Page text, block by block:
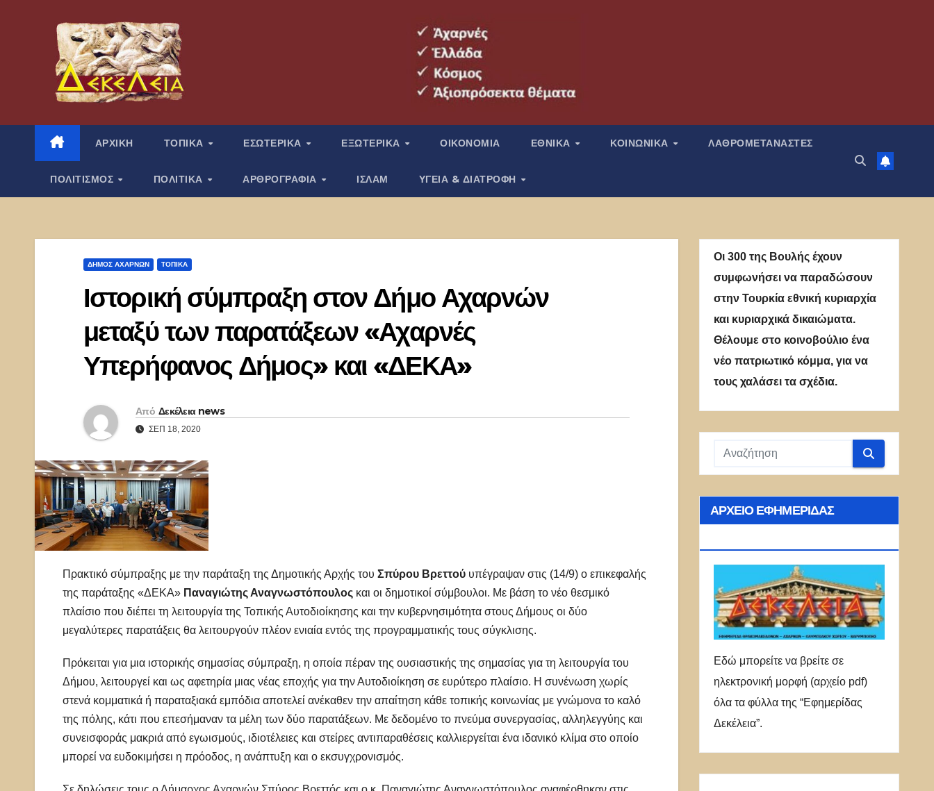
περιεχόμενο
ΑΡΧΙΚΗ ΤΟΠΙΚΑ ΕΣΩΤΕΡΙΚΑ ΕΞΩΤΕΡΙΚΑ ΟΙΚΟΝΟΜΙΑ ΕΘΝΙΚΑ ΚΟΙΝΩΝΙΚΑ ΛΑΘΡΟΜΕΤΑΝΑΣΤΕΣ
ΠΟΛΙΤΙΣΜΟΣ ΠΟΛΙΤΙΚΑ ΑΡΘΡΟΓΡΑΦΙΑ ΙΣΛΑΜ ΥΓΕΙΑ & ΔΙΑΤΡΟΦΗ
ΔΉΜΟΣ ΑΧΑΡΝΏΝ ΤΟΠΙΚΑ
Ιστορική σύμπραξη στον Δήμο Αχαρνών
μεταξύ των παρατάξεων «Αχαρνές
Υπερήφανος Δήμος» και «ΔΕΚΑ»
Από Δεκέλεια news
ΣΕΠ 18, 2020
Πρακτικό σύμπραξης με την παράταξη της Δημοτικής Αρχής του Σπύρου Βρεττού υπέγραψαν στις (14/9) ο επικεφαλής
της παράταξης «ΔΕΚΑ» Παναγιώτης Αναγνωστόπουλος και οι δημοτικοί σύμβουλοι. Με βάση το νέο θεσμικό
πλαίσιο που διέπει τη λειτουργία της Τοπικής Αυτοδιοίκησης και την κυβερνησιμότητα στους Δήμους οι δύο
μεγαλύτερες παρατάξεις θα λειτουργούν πλέον ενιαία εντός της προγραμματικής τους σύγκλισης.
Πρόκειται για μια ιστορικής σημασίας σύμπραξη, η οποία πέραν της ουσιαστικής της σημασίας για τη λειτουργία του
Δήμου, λειτουργεί και ως αφετηρία μιας νέας εποχής για την Αυτοδιοίκηση σε ευρύτερο πλαίσιο. Η συνένωση χωρίς
στενά κομματικά ή παραταξιακά εμπόδια αποτελεί ανέκαθεν την απαίτηση κάθε τοπικής κοινωνίας με γνώμονα το καλό
της πόλης, κάτι που επεσήμαναν τα μέλη των δύο παρατάξεων. Με δεδομένο το πνεύμα συνεργασίας, αλληλεγγύης και
συνεισφοράς μακριά από εγωισμούς, ιδιοτέλειες και στείρες αντιπαραθέσεις καλλιεργείται ένα ιδανικό κλίμα στο οποίο
μπορεί να ευδοκιμήσει η πρόοδος, η ανάπτυξη και ο εκσυγχρονισμός.
Οι 300 της Βουλής έχουν
συμφωνήσει να παραδώσουν
στην Τουρκία εθνική κυριαρχία
και κυριαρχικά δικαιώματα.
Θέλουμε στο κοινοβούλιο ένα
νέο πατριωτικό κόμμα, για να
τους χαλάσει τα σχέδια.
ΑΡΧΕΊΟ ΕΦΗΜΕΡΊΔΑΣ
Εδώ μπορείτε να βρείτε σε
ηλεκτρονική μορφή (αρχείο pdf)
όλα τα φύλλα της “Εφημερίδας
Δεκέλεια”.